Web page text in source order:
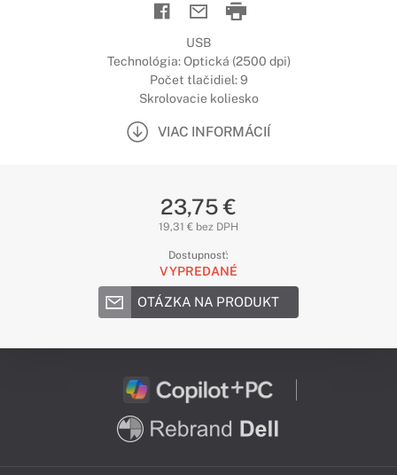
USB
Technológia: Optická (2500 dpi)
Počet tlačidiel: 9
Skrolovacie koliesko
VIAC INFORMÁCIÍ
23,75 €
19,31 € bez DPH
Dostupnosť:
VYPREDANÉ
OTÁZKA NA PRODUKT